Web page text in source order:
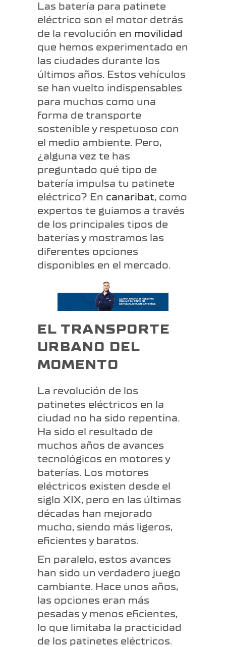
Las batería para patinete
eléctrico son el motor detrás
de la revolución en movilidad
que hemos experimentado en
las ciudades durante los
últimos años. Estos vehículos
se han vuelto indispensables
para muchos como una
forma de transporte
sostenible y respetuoso con
el medio ambiente. Pero,
¿alguna vez te has
preguntado qué tipo de
batería impulsa tu patinete
eléctrico? En canaribat, como
expertos te guiamos a través
de los principales tipos de
baterías y mostramos las
diferentes opciones
disponibles en el mercado.
EL TRANSPORTE
URBANO DEL
MOMENTO
La revolución de los
patinetes eléctricos en la
ciudad no ha sido repentina.
Ha sido el resultado de
muchos años de avances
tecnológicos en motores y
baterías. Los motores
eléctricos existen desde el
siglo XIX, pero en las últimas
décadas han mejorado
mucho, siendo más ligeros,
eficientes y baratos.
En paralelo, estos avances
han sido un verdadero juego
cambiante. Hace unos años,
las opciones eran más
pesadas y menos eficientes,
lo que limitaba la practicidad
de los patinetes eléctricos.